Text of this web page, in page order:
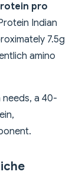
pro
Indian
7.5g
amino
a 40-